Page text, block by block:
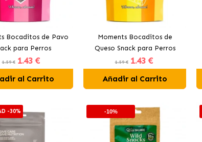
Bocaditos de Pavo
para Perros
1.59 € 1.43 €
al Carrito
Moments Bocaditos de
Queso Snack para Perros
1.59 € 1.43 €
Añadir al Carrito
-30% -10%